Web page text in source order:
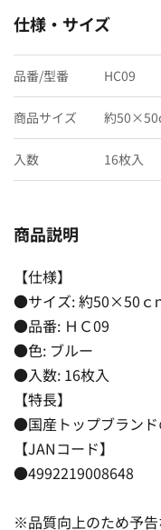
仕様・サイズ
品番/型番 HC09
商品サイズ 約
入数 16枚入
商品説明
【仕様】
●サイズ: 約50×50ｃ
●品番: ＨＣ09
●色: ブルー
●入数: 16枚入
【特長】
●国産トップブラン
【JANコード】
●4992219008648
※品質向上のため予